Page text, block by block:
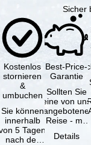
Sicher
Kostenlos
stornieren
&
umbuchen
Sie können
innerhalb
5 Tagen
nach der
Best-Price-
Garantie
Sollten Sie
eine von uns
angebotene
Reise - mit
Verfügbarkeit
Details